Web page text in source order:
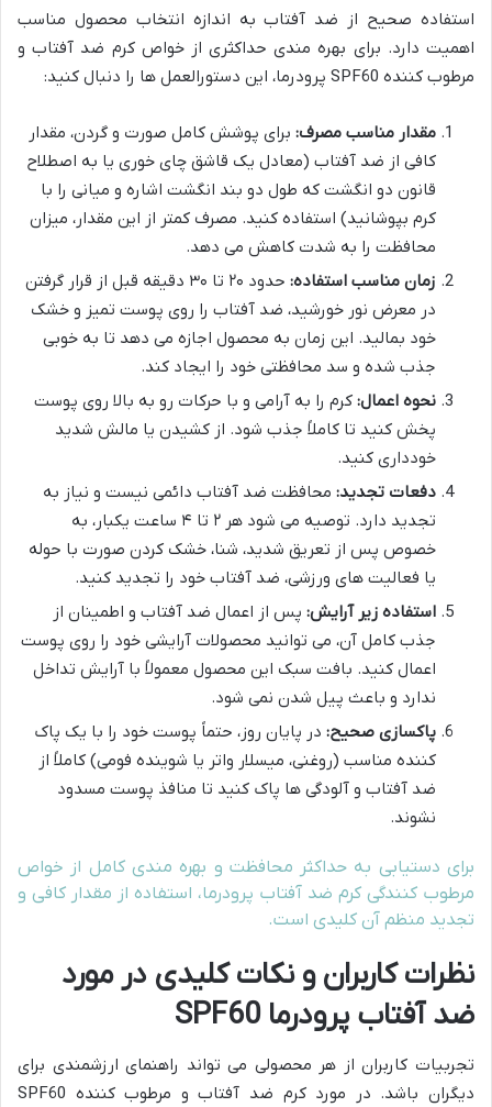
استفاده صحیح از ضد آفتاب به اندازه انتخاب محصول مناسب
اهمیت دارد. برای بهره مندی حداکثری از خواص کرم ضد آفتاب و
مرطوب کننده SPF60 پرودرما، این دستورالعمل ها را دنبال کنید:
مقدار مناسب مصرف: برای پوشش کامل صورت و گردن، مقدار
کافی از ضد آفتاب (معادل یک قاشق چای خوری یا به اصطلاح
قانون دو انگشت که طول دو بند انگشت اشاره و میانی را با
کرم بپوشانید) استفاده کنید. مصرف کمتر از این مقدار، میزان
محافظت را به شدت کاهش می دهد.
زمان مناسب استفاده:
حدود ۲۰ تا ۳۰ دقیقه قبل از قرار گرفتن
در معرض نور خورشید، ضد آفتاب را روی پوست تمیز و خشک
خود بمالید. این زمان به محصول اجازه می دهد تا به خوبی
جذب شده و سد محافظتی خود را ایجاد کند.
نحوه اعمال: کرم را به آرامی و با حرکات رو به بالا روی پوست
پخش کنید تا کاملاً جذب شود. از کشیدن یا مالش شدید
خودداری کنید.
دفعات تجدید: محافظت ضد آفتاب دائمی نیست و نیاز به
تجدید دارد. توصیه می شود هر ۲ تا ۴ ساعت یکبار، به
خصوص پس از تعریق شدید، شنا، خشک کردن صورت با حوله
یا فعالیت های ورزشی، ضد آفتاب خود را تجدید کنید.
استفاده زیر آرایش: پس از اعمال ضد آفتاب و اطمینان از
جذب کامل آن، می توانید محصولات آرایشی خود را روی پوست
اعمال کنید. بافت سبک این محصول معمولاً با آرایش تداخل
ندارد و باعث پیل شدن نمی شود.
پاکسازی صحیح: در پایان روز، حتماً پوست خود را با یک پاک
کننده مناسب (روغنی، میسلار واتر یا شوینده فومی) کاملاً از
ضد آفتاب و آلودگی ها پاک کنید تا منافذ پوست مسدود
نشوند.
برای دستیابی به حداکثر محافظت و بهره مندی کامل از خواص
مرطوب کنندگی کرم ضد آفتاب پرودرما، استفاده از مقدار کافی و
تجدید منظم آن کلیدی است.
نظرات کاربران و نکات کلیدی در مورد
ضد آفتاب پرودرما SPF60
تجربیات کاربران از هر محصولی می تواند راهنمای ارزشمندی برای
دیگران باشد. در مورد کرم ضد آفتاب و مرطوب کننده SPF60